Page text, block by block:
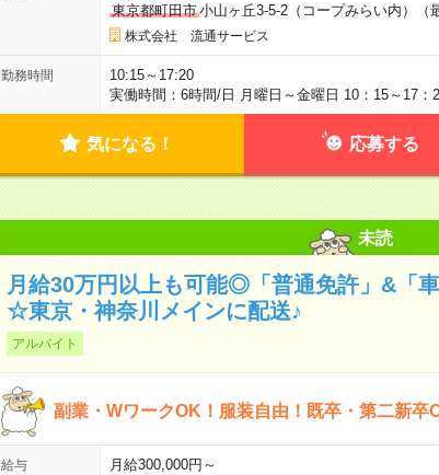
東京都町田市小山ヶ丘3-5-2（コープみらい内）（
株式会社 流通サービス
勤務時間
10:15～17:20
実働時間：6時間/日 月曜日～金曜日 10：15～17：
気になる！ 応募する
未読
月給30万円以上も可能◎「普通免許」&「
☆東京・神奈川メインに配送♪
アルバイト
副業・WワークOK！服装自由！既卒・第二新卒
給与 月給300,000円～